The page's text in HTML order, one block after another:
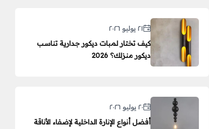
٢١ يوليو ٢٠٢٦
كيف تختار لمبات ديكور جدارية تناسب
ديكور منزلك؟ 2026
٢٠ يوليو ٢٠٢٦
أفضل أنواع الإنارة الداخلية لإضفاء الأناقة